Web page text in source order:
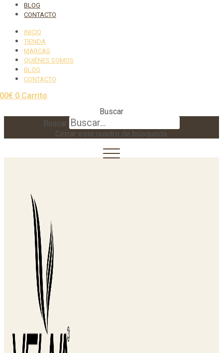
BLOG
CONTACTO
INICIO
TIENDA
MARCAS
QUIÉNES SOMOS
BLOG
CONTACTO
€ 0 Carrito
Buscar
Buscar
Cerrar este cuadro de búsqueda.